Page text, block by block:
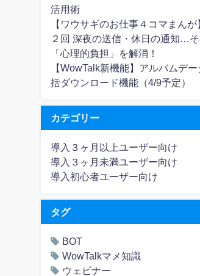
活用術
【ワウサギのお仕事４コマまんが
２回 深夜の送信・休日の通知…
「心理的負担」を解消！
【WowTalk新機能】アルバムデー
括ダウンロード機能（4/9予定）
カテゴリー
導入３ヶ月以上ユーザー向け
導入３ヶ月未満ユーザー向け
導入初心者ユーザー向け
タグ
BOT
WowTalkマメ知識
ウェビナー